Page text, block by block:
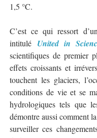
1,5 °C.
C’est ce qui ressort
intitulé United in
scientifiques de premier
effets croissants et
touchent les glaciers,
conditions de vie et se
hydrologiques tels que
démontre aussi comment
surveiller ces